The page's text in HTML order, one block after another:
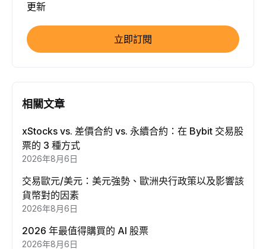
更新
立即訂閱
相關文章
xStocks vs. 差價合約 vs. 永續合約：在 Bybit 交易股
票的 3 種方式
2026年8月6日
交易歐元/美元：美元強勢、歐洲央行政策以及影響該
貨幣對的因素
2026年8月6日
2026 年最值得購買的 AI 股票
2026年8月6日